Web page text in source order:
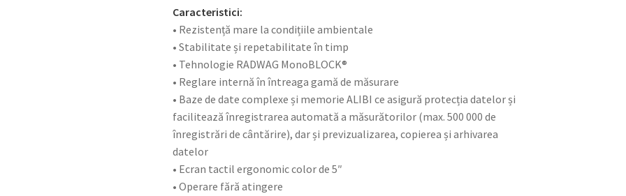
Caracteristici:
• Rezistență mare la condițiile ambientale
• Stabilitate și repetabilitate în timp
• Tehnologie RADWAG MonoBLOCK®
• Reglare internă în întreaga gamă de măsurare
• Baze de date complexe și memorie ALIBI ce asigură protecția datelor și
facilitează înregistrarea automată a măsurătorilor (max. 500 000 de
înregistrări de cântărire), dar și previzualizarea, copierea și arhivarea
datelor
• Ecran tactil ergonomic color de 5″
• Operare fără atingere